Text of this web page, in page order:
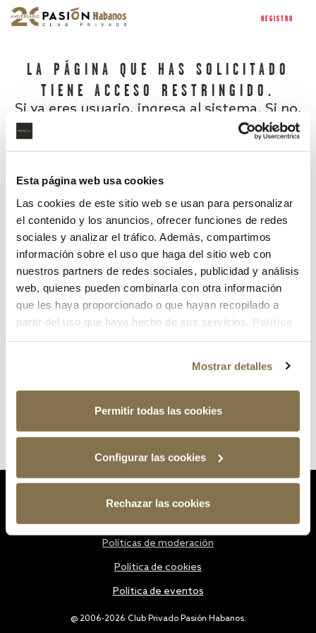
Esta página web usa cookies
Las cookies de este sitio web se usan para personalizar
el contenido y los anuncios, ofrecer funciones de redes
sociales y analizar el tráfico. Además, compartimos
información sobre el uso que haga del sitio web con
nuestros partners de redes sociales, publicidad y análisis
web, quienes pueden combinarla con otra información
que les haya proporcionado o que hayan recopilado a
partir del uso que haya hecho de sus servicios. Política
Mostrar detalles
Permitir todas las cookies
Configurar las cookies
Rechazar las cookies
REGISTRO
LA PÁGINA QUE HAS SOLICITADO
TIENE ACCESO RESTRINGIDO.
Si ya eres usuario, ingresa al sistema. Si no,
¿Has olvidado tu contraseña?
@ 2006-2026 Club Privado Pasión Habanos.
Políticas de moderación
Política de cookies
Política de eventos